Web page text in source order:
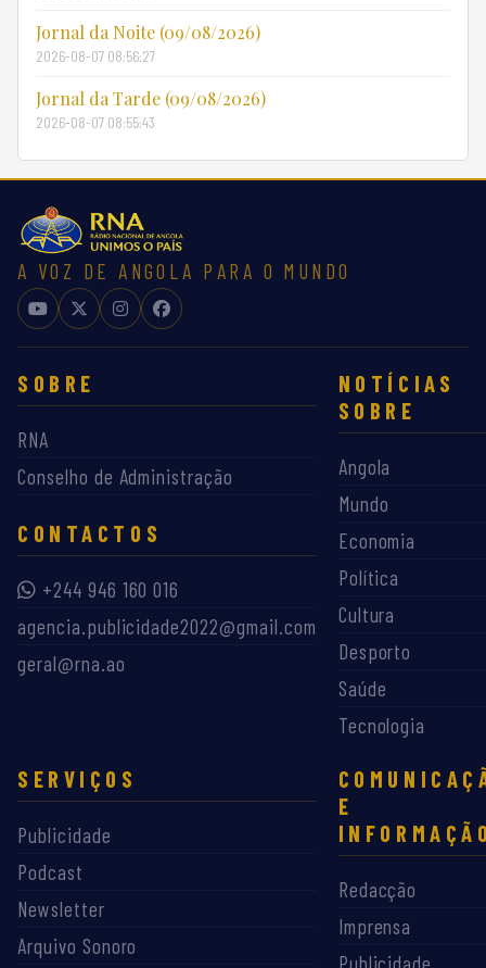
Jornal da Noite (09/08/2026)
2026-08-07 08:56:27
Jornal da Tarde (09/08/2026)
2026-08-07 08:55:43
A VOZ DE ANGOLA PARA O MUNDO
SOBRE
RNA
Conselho de Administração
CONTACTOS
+244 946 160 016
agencia.publicidade2022@gmail.com
geral@rna.ao
NOTÍCIAS
SOBRE
Angola
Mundo
Economia
Política
Cultura
Desporto
Saúde
Tecnologia
SERVIÇOS
Publicidade
Podcast
Newsletter
Arquivo Sonoro
E
Redacção
Imprensa
Publicidade